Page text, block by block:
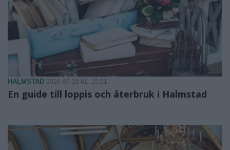
HALMSTAD 2026-05-28 KL. 15:51
En guide till loppis och återbruk i Halmstad